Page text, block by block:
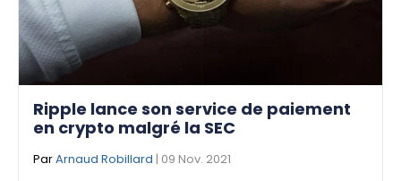
Ripple lance son service de paiement
en crypto malgré la SEC
ParArnaud Robillard | 09 Nov. 2021